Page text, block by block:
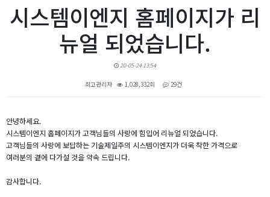
시스템이엔지 홈페이지가 리
뉴얼 되었습니다.
20-05-24 13:54
최고관리자 1,028,332회 29건
본문
안녕하세요.
시스템이엔지 홈페이지가 고객님들의 사랑에 힘입어 리뉴얼 되었습니다.
고객님들의 사랑에 보답하는 기술제일주의 시스템이엔지가 더욱 착한 가격으로
여러분의 곁에 다가설 것을 약속 드립니다.
감사합니다.